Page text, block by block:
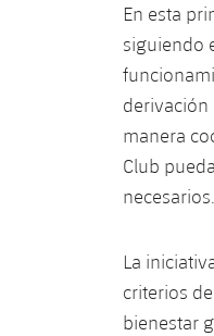
En esta
siguiendo
derivación
manera
Club
necesarios.
La
criterios
bienestar